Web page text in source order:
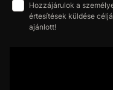
Hozzájárulok a
értesítések küldése
ajánlott!